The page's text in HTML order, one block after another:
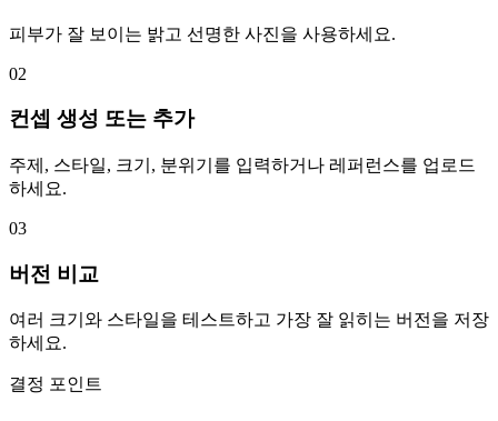
피부가 잘 보이는 밝고 선명한 사진을 사용하세요.
02
컨셉 생성 또는 추가
주제, 스타일, 크기, 분위기를 입력하거나 레퍼런스를 업로드
하세요.
03
버전 비교
여러 크기와 스타일을 테스트하고 가장 잘 읽히는 버전을 저장
하세요.
결정 포인트